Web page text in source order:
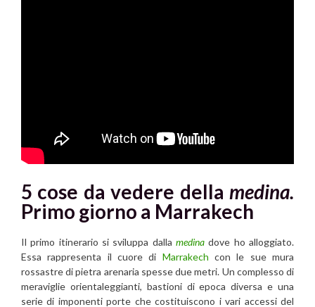
5 cose da vedere della medina.
Primo giorno a Marrakech
Il primo itinerario si sviluppa dalla medina dove ho alloggiato.
Essa rappresenta il cuore di Marrakech con le sue mura
rossastre di pietra arenaria spesse due metri. Un complesso di
meraviglie orientaleggianti, bastioni di epoca diversa e una
serie di imponenti porte che costituiscono i vari accessi del